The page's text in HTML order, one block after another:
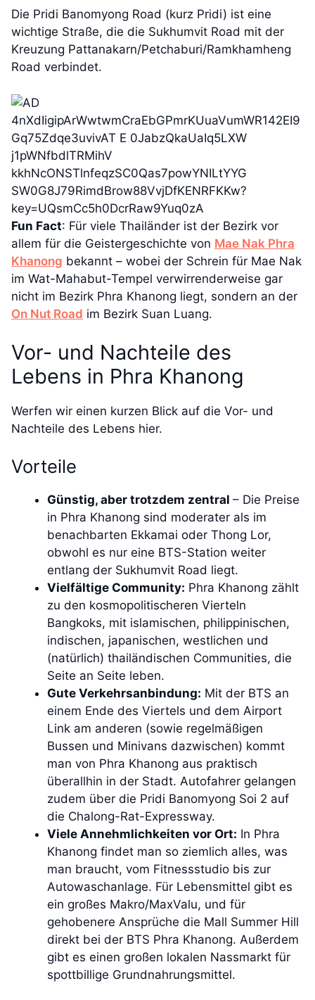
Die Pridi Banomyong Road (kurz Pridi) ist eine
wichtige Straße, die die Sukhumvit Road mit der
Kreuzung Pattanakarn/Petchaburi/Ramkhamheng
Road verbindet.
Fun Fact: Für viele Thailänder ist der Bezirk vor
allem für die Geistergeschichte von Mae Nak Phra
Khanong bekannt – wobei der Schrein für Mae Nak
im Wat-Mahabut-Tempel verwirrenderweise gar
nicht im Bezirk Phra Khanong liegt, sondern an der
On Nut Road im Bezirk Suan Luang.
Vor- und Nachteile des
Lebens in Phra Khanong
Werfen wir einen kurzen Blick auf die Vor- und
Nachteile des Lebens hier.
Vorteile
Günstig, aber trotzdem zentral – Die Preise
in Phra Khanong sind moderater als im
benachbarten Ekkamai oder Thong Lor,
obwohl es nur eine BTS-Station weiter
entlang der Sukhumvit Road liegt.
Vielfältige Community: Phra Khanong zählt
zu den kosmopolitischeren Vierteln
Bangkoks, mit islamischen, philippinischen,
indischen, japanischen, westlichen und
(natürlich) thailändischen Communities, die
Seite an Seite leben.
Gute Verkehrsanbindung: Mit der BTS an
einem Ende des Viertels und dem Airport
Link am anderen (sowie regelmäßigen
Bussen und Minivans dazwischen) kommt
man von Phra Khanong aus praktisch
überallhin in der Stadt. Autofahrer gelangen
zudem über die Pridi Banomyong Soi 2 auf
die Chalong-Rat-Expressway.
Viele Annehmlichkeiten vor Ort: In Phra
Khanong findet man so ziemlich alles, was
man braucht, vom Fitnessstudio bis zur
Autowaschanlage. Für Lebensmittel gibt es
ein großes Makro/MaxValu, und für
gehobenere Ansprüche die Mall Summer Hill
direkt bei der BTS Phra Khanong. Außerdem
gibt es einen großen lokalen Nassmarkt für
spottbillige Grundnahrungsmittel.